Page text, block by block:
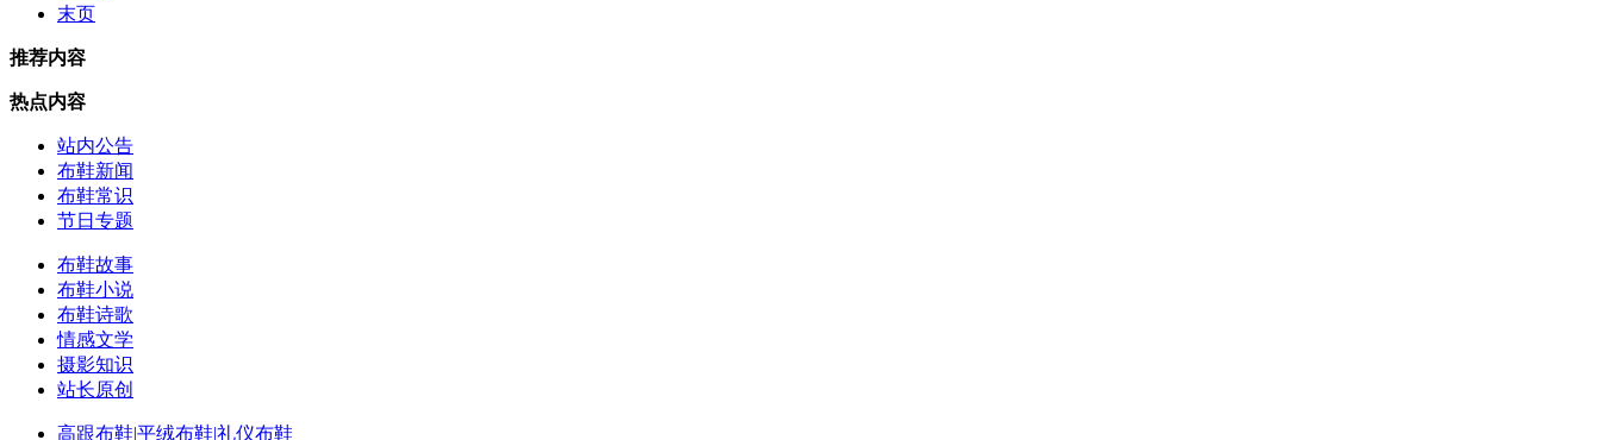
末页
推荐内容
热点内容
站内公告
布鞋新闻
布鞋常识
节日专题
布鞋故事
布鞋小说
布鞋诗歌
情感文学
摄影知识
站长原创
高跟布鞋|平绒布鞋|礼仪布鞋